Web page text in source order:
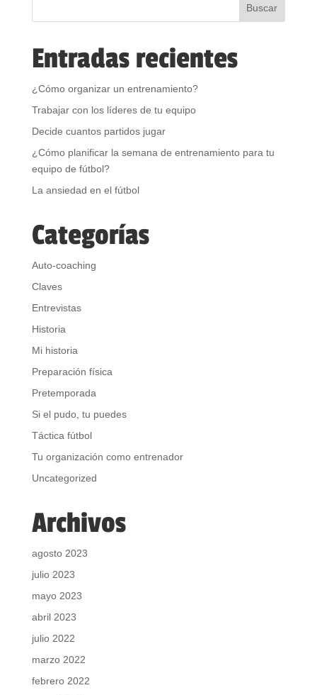
Entradas recientes
¿Cómo organizar un entrenamiento?
Trabajar con los líderes de tu equipo
Decide cuantos partidos jugar
¿Cómo planificar la semana de entrenamiento para tu
equipo de fútbol?
La ansiedad en el fútbol
Categorías
Auto-coaching
Claves
Entrevistas
Historia
Mi historia
Preparación física
Pretemporada
Si el pudo, tu puedes
Táctica fútbol
Tu organización como entrenador
Uncategorized
Archivos
agosto 2023
julio 2023
mayo 2023
abril 2023
julio 2022
marzo 2022
febrero 2022